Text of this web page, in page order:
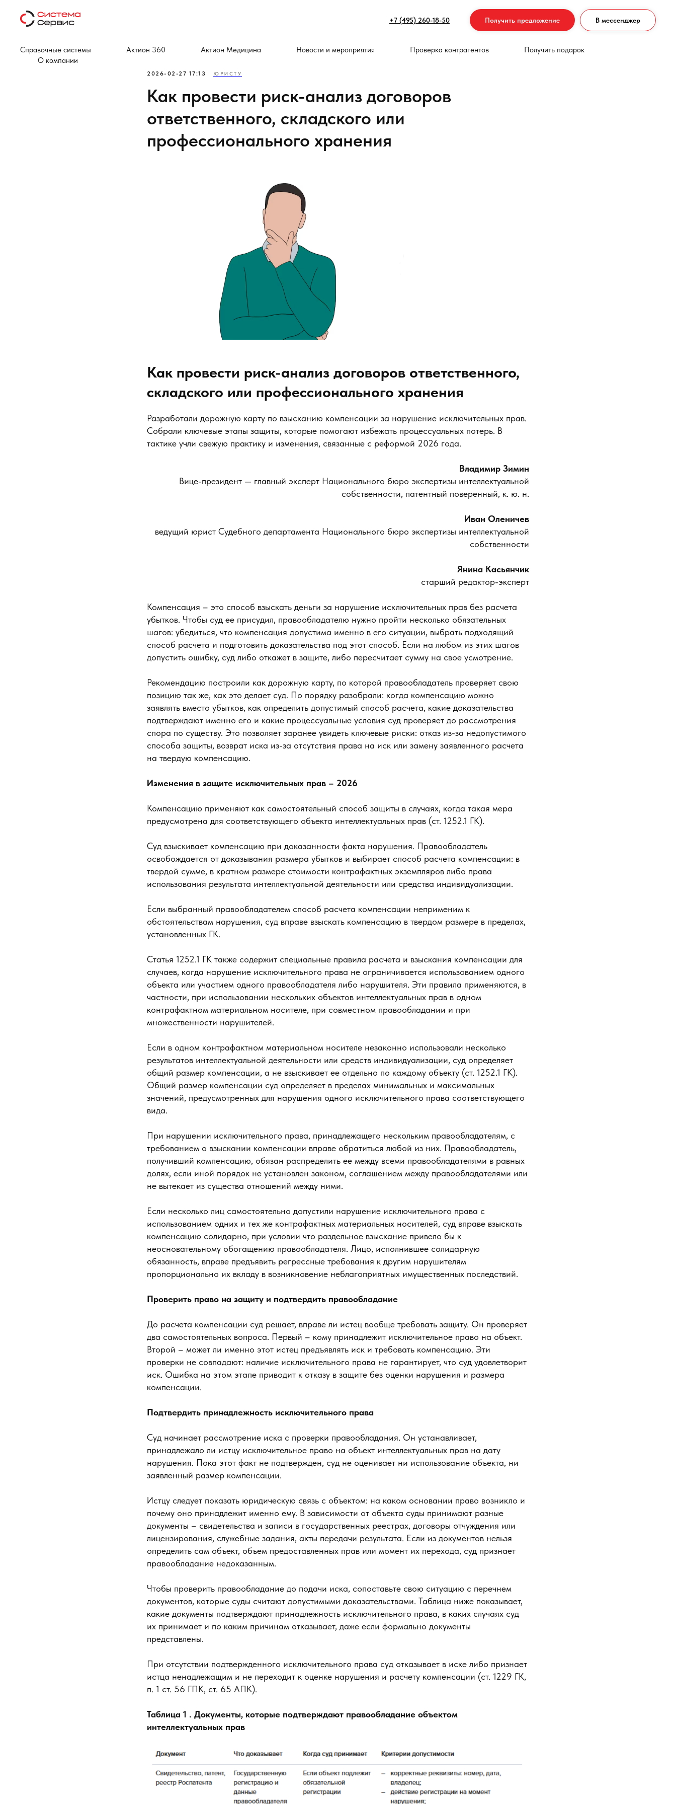
+7 (495) 260-18-50 Получить предложение В мессенджер
Справочные системы Актион 360 Актион Медицина Новости и мероприятия Проверка контрагентов
Получить подарок
О компании
2026-02-27 17:13 ЮРИСТУ
Как провести риск-анализ договоров
ответственного, складского или
профессионального хранения
Как провести риск-анализ договоров ответственного,
складского или профессионального хранения
Разработали дорожную карту по взысканию компенсации за нарушение исключительных прав.
Собрали ключевые этапы защиты, которые помогают избежать процессуальных потерь. В
тактике учли свежую практику и изменения, связанные с реформой 2026 года.
Владимир Зимин
Вице-президент — главный эксперт Национального бюро экспертизы интеллектуальной
собственности, патентный поверенный, к. ю. н.
Иван Оленичев
ведущий юрист Судебного департамента Национального бюро экспертизы интеллектуальной
собственности
Янина Касьянчик
старший редактор-эксперт
Компенсация – это способ взыскать деньги за нарушение исключительных прав без расчета
убытков. Чтобы суд ее присудил, правообладателю нужно пройти несколько обязательных
шагов: убедиться, что компенсация допустима именно в его ситуации, выбрать подходящий
способ расчета и подготовить доказательства под этот способ. Если на любом из этих шагов
допустить ошибку, суд либо откажет в защите, либо пересчитает сумму на свое усмотрение.
Рекомендацию построили как дорожную карту, по которой правообладатель проверяет свою
позицию так же, как это делает суд. По порядку разобрали: когда компенсацию можно
заявлять вместо убытков, как определить допустимый способ расчета, какие доказательства
подтверждают именно его и какие процессуальные условия суд проверяет до рассмотрения
спора по существу. Это позволяет заранее увидеть ключевые риски: отказ из-за недопустимого
способа защиты, возврат иска из-за отсутствия права на иск или замену заявленного расчета
на твердую компенсацию.
Изменения в защите исключительных прав – 2026
Компенсацию применяют как самостоятельный способ защиты в случаях, когда такая мера
предусмотрена для соответствующего объекта интеллектуальных прав (ст. 1252.1 ГК).
Суд взыскивает компенсацию при доказанности факта нарушения. Правообладатель
освобождается от доказывания размера убытков и выбирает способ расчета компенсации: в
твердой сумме, в кратном размере стоимости контрафактных экземпляров либо права
использования результата интеллектуальной деятельности или средства индивидуализации.
Если выбранный правообладателем способ расчета компенсации неприменим к
обстоятельствам нарушения, суд вправе взыскать компенсацию в твердом размере в пределах,
установленных ГК.
Статья 1252.1 ГК также содержит специальные правила расчета и взыскания компенсации для
случаев, когда нарушение исключительного права не ограничивается использованием одного
объекта или участием одного правообладателя либо нарушителя. Эти правила применяются, в
частности, при использовании нескольких объектов интеллектуальных прав в одном
контрафактном материальном носителе, при совместном правообладании и при
множественности нарушителей.
Если в одном контрафактном материальном носителе незаконно использовали несколько
результатов интеллектуальной деятельности или средств индивидуализации, суд определяет
общий размер компенсации, а не взыскивает ее отдельно по каждому объекту (ст. 1252.1 ГК).
Общий размер компенсации суд определяет в пределах минимальных и максимальных
значений, предусмотренных для нарушения одного исключительного права соответствующего
вида.
При нарушении исключительного права, принадлежащего нескольким правообладателям, с
требованием о взыскании компенсации вправе обратиться любой из них. Правообладатель,
получивший компенсацию, обязан распределить ее между всеми правообладателями в равных
долях, если иной порядок не установлен законом, соглашением между правообладателями или
не вытекает из существа отношений между ними.
Если несколько лиц самостоятельно допустили нарушение исключительного права с
использованием одних и тех же контрафактных материальных носителей, суд вправе взыскать
компенсацию солидарно, при условии что раздельное взыскание привело бы к
неосновательному обогащению правообладателя. Лицо, исполнившее солидарную
обязанность, вправе предъявить регрессные требования к другим нарушителям
пропорционально их вкладу в возникновение неблагоприятных имущественных последствий.
Проверить право на защиту и подтвердить правообладание
До расчета компенсации суд решает, вправе ли истец вообще требовать защиту. Он проверяет
два самостоятельных вопроса. Первый – кому принадлежит исключительное право на объект.
Второй – может ли именно этот истец предъявлять иск и требовать компенсацию. Эти
проверки не совпадают: наличие исключительного права не гарантирует, что суд удовлетворит
иск. Ошибка на этом этапе приводит к отказу в защите без оценки нарушения и размера
компенсации.
Подтвердить принадлежность исключительного права
Суд начинает рассмотрение иска с проверки правообладания. Он устанавливает,
принадлежало ли истцу исключительное право на объект интеллектуальных прав на дату
нарушения. Пока этот факт не подтвержден, суд не оценивает ни использование объекта, ни
заявленный размер компенсации.
Истцу следует показать юридическую связь с объектом: на каком основании право возникло и
почему оно принадлежит именно ему. В зависимости от объекта суды принимают разные
документы – свидетельства и записи в государственных реестрах, договоры отчуждения или
лицензирования, служебные задания, акты передачи результата. Если из документов нельзя
определить сам объект, объем предоставленных прав или момент их перехода, суд признает
правообладание недоказанным.
Чтобы проверить правообладание до подачи иска, сопоставьте свою ситуацию с перечнем
документов, которые суды считают допустимыми доказательствами. Таблица ниже показывает,
какие документы подтверждают принадлежность исключительного права, в каких случаях суд
их принимает и по каким причинам отказывает, даже если формально документы
представлены.
При отсутствии подтвержденного исключительного права суд отказывает в иске либо признает
истца ненадлежащим и не переходит к оценке нарушения и расчету компенсации (ст. 1229 ГК,
п. 1 ст. 56 ГПК, ст. 65 АПК).
Таблица 1 . Документы, которые подтверждают правообладание объектом
интеллектуальных прав